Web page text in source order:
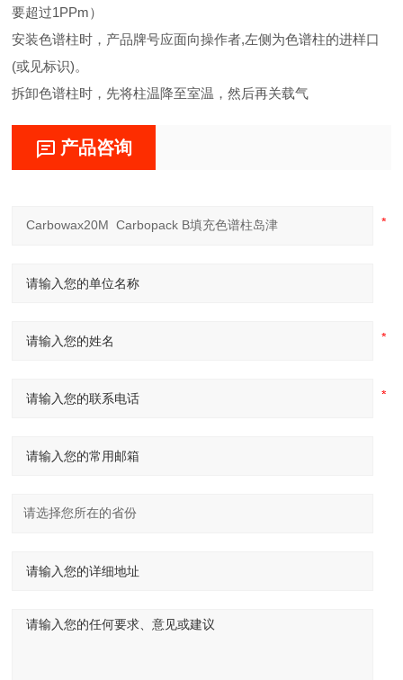
要超过1PPm）
安装色谱柱时，产品牌号应面向操作者,左侧为色谱柱的进样口
(或见标识)。
拆卸色谱柱时，先将柱温降至室温，然后再关载气
产品咨询